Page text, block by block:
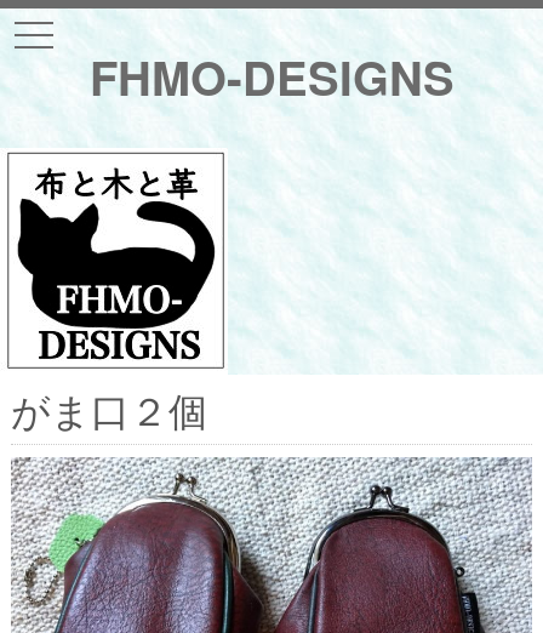
FHMO-DESIGNS
t
o
a
v
i
g
o
n
がま口２個